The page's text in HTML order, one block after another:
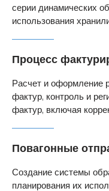
серии динамических
использования
Процесс
Расчет и оформление
фактур, контроль и
фактур, включая
Повагонные
Создание системы
планирования их